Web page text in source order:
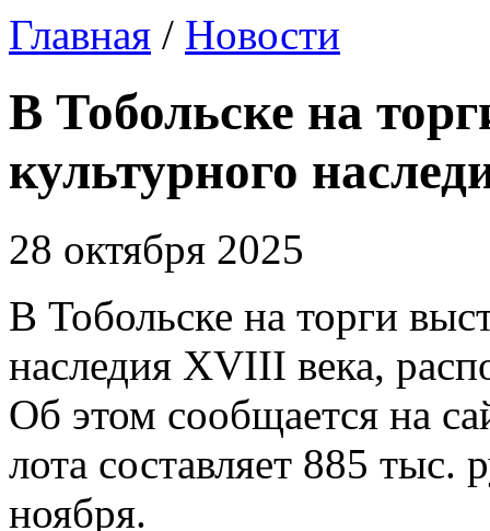
Главная / Новости
В Тобольске на
культурного
28 октября 2025
В Тобольске на торги
наследия XVIII века,
Об этом сообщается на
лота составляет 885
ноября.